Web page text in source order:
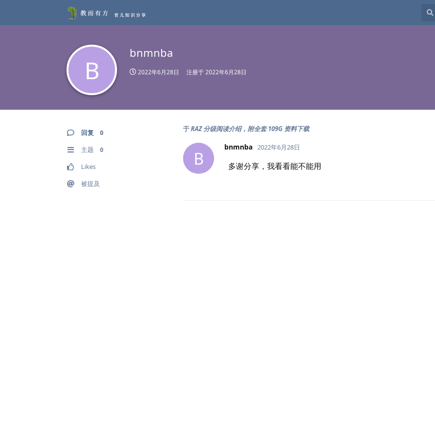
B
bnmnba
2022年6月28日 注册于2022年6月28日
回复 0
主题 0
Likes
被提及
于RAZ 分级阅读介绍，附全套 109G 资料下载
B
bnmnba 2022年6月28日
多谢分享，我看看能不能用